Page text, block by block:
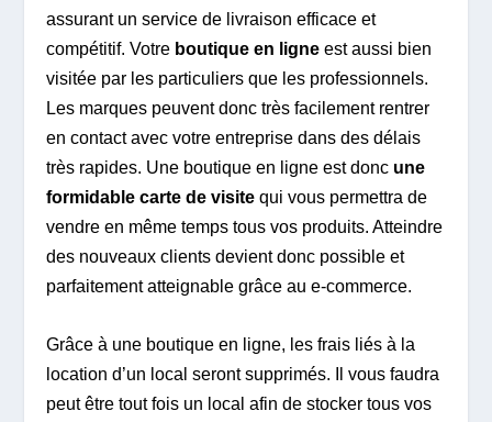
assurant un service de livraison efficace et
compétitif. Votre boutique en ligne est aussi bien
visitée par les particuliers que les professionnels.
Les marques peuvent donc très facilement rentrer
en contact avec votre entreprise dans des délais
très rapides. Une boutique en ligne est donc une
formidable carte de visitequi vous permettra de
vendre en même temps tous vos produits. Atteindre
des nouveaux clients devient donc possible et
parfaitement atteignable grâce au e-commerce.
Grâce à une boutique en ligne, les frais liés à la
location d’un local seront supprimés. Il vous faudra
peut être tout fois un local afin de stocker tous vos